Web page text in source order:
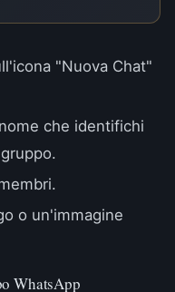
"Nuova Chat"
che identifichi
o un'immagine
WhatsApp